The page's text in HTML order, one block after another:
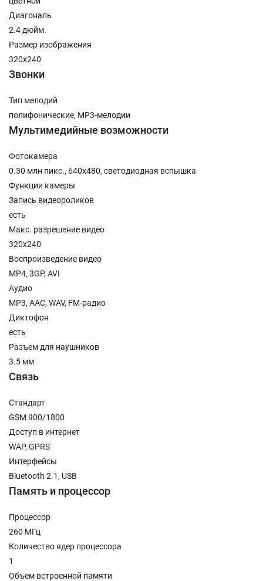
Диагональ
2.4 дюйм.
Размер изображения
320x240
Звонки
Тип мелодий
полифонические, MP3-мелодии
Мультимедийные возможности
Фотокамера
0.30 млн пикс., 640x480, светодиодная вспышка
Функции камеры
Запись видеороликов
есть
Макс. разрешение видео
320x240
Воспроизведение видео
MP4, 3GP, AVI
Аудио
MP3, AAC, WAV, FM-радио
Диктофон
есть
Разъем для наушников
3.5 мм
Связь
Стандарт
GSM 900/1800
Доступ в интернет
WAP, GPRS
Интерфейсы
Bluetooth 2.1, USB
Память и процессор
Процессор
260 МГц
Количество ядер процессора
1
Объем встроенной памяти